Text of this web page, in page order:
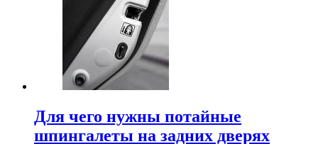
Для чего нужны потайные
шпингалеты на задних дверях